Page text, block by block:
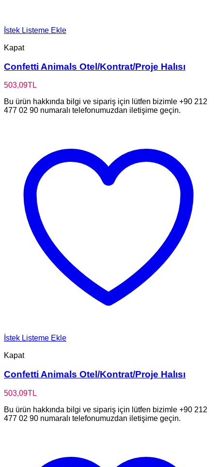
İstek Listeme Ekle
Kapat
Confetti Animals Otel/Kontrat/Proje Halısı
503,09TL
Bu ürün hakkında bilgi ve sipariş için lütfen bizimle +90 212
477 02 90 numaralı telefonumuzdan iletişime geçin.
İstek Listeme Ekle
Kapat
Confetti Animals Otel/Kontrat/Proje Halısı
503,09TL
Bu ürün hakkında bilgi ve sipariş için lütfen bizimle +90 212
477 02 90 numaralı telefonumuzdan iletişime geçin.